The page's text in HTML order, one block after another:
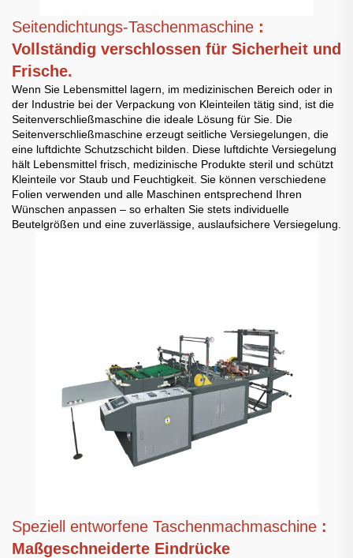
Seitendichtungs-Taschenmaschine :
Vollständig verschlossen für Sicherheit und
Frische.
Wenn Sie Lebensmittel lagern, im medizinischen Bereich oder in
der Industrie bei der Verpackung von Kleinteilen tätig sind, ist die
Seitenverschließmaschine die ideale Lösung für Sie. Die
Seitenverschließmaschine erzeugt seitliche Versiegelungen, die
eine luftdichte Schutzschicht bilden. Diese luftdichte Versiegelung
hält Lebensmittel frisch, medizinische Produkte steril und schützt
Kleinteile vor Staub und Feuchtigkeit. Sie können verschiedene
Folien verwenden und alle Maschinen entsprechend Ihren
Wünschen anpassen – so erhalten Sie stets individuelle
Beutelgrößen und eine zuverlässige, auslaufsichere Versiegelung.
Speziell entworfene Taschenmachmaschine :
Maßgeschneiderte Eindrücke